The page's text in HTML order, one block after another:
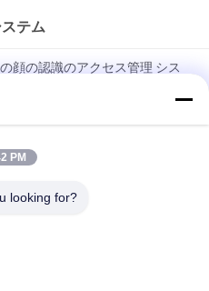
テム
顔の認識のアクセス管理 シス
クセス管理 システム1.2G二重
PM
looking for?